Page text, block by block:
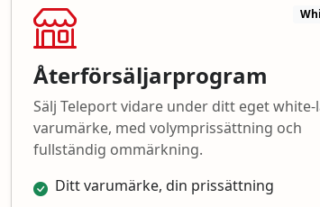
Återförsäljarprogram
Sälj Teleport vidare under ditt eget white-
varumärke, med volymprissättning och
fullständig ommärkning.
Ditt varumärke, din prissättning